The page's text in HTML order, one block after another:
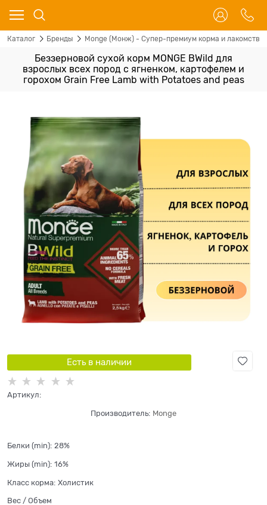
Каталог Бренды Monge (Монж) - Супер-премиум корма и лакомства
Беззерновой сухой корм MONGE BWild для
взрослых всех пород с ягненком, картофелем и
горохом Grain Free Lamb with Potatoes and peas
Есть в наличии
Артикул:
Производитель: Monge
Белки (min): 28%
Жиры (min): 16%
Класс корма: Холистик
Вес / Объем